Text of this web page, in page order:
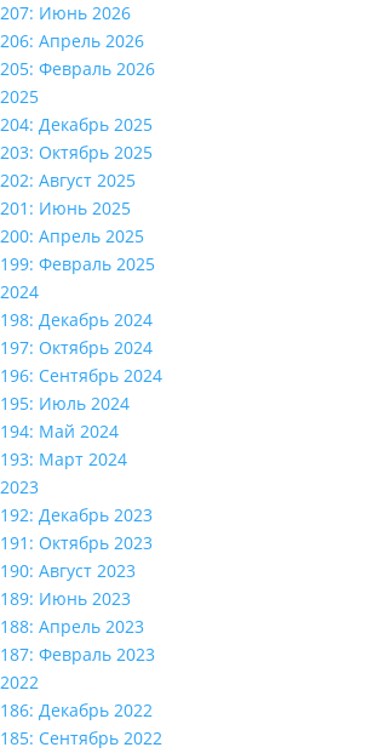
207: Июнь 2026
206: Апрель 2026
205: Февраль 2026
2025
204: Декабрь 2025
203: Октябрь 2025
202: Август 2025
201: Июнь 2025
200: Апрель 2025
199: Февраль 2025
2024
198: Декабрь 2024
197: Октябрь 2024
196: Сентябрь 2024
195: Июль 2024
194: Май 2024
193: Март 2024
2023
192: Декабрь 2023
191: Октябрь 2023
190: Август 2023
189: Июнь 2023
188: Апрель 2023
187: Февраль 2023
2022
186: Декабрь 2022
185: Сентябрь 2022